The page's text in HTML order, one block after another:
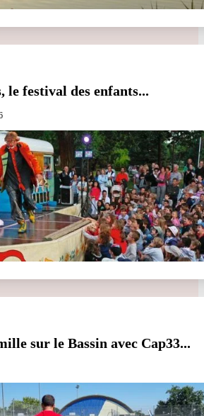
le festival des enfants...
sur le Bassin avec Cap33...